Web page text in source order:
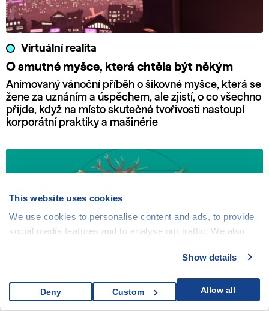
This website uses cookies
We use cookies to personalise content and ads, to provide
social media features and to analyse our traffic. We also
media, advertising and analytics partners who may
them or that they’ve collected from your use of their
services.
Show details
Allow all
Custom
Deny
Virtuální realita
O smutné myšce, která chtěla být někým
Animovaný vánoční příběh o šikovné myšce, která se
žene za uznáním a úspěchem, ale zjistí, o co všechno
přijde, když na místo skutečné tvořivosti nastoupí
korporátní praktiky a mašinérie
Virtuální realita